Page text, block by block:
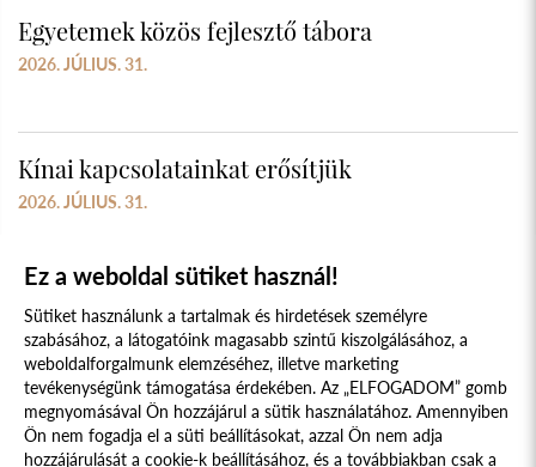
Egyetemek közös fejlesztő tábora
2026. JÚLIUS. 31.
Kínai kapcsolatainkat erősítjük
2026. JÚLIUS. 31.
Süti szabályzat Adatvédelmi nyilatkozat
Ez a weboldal sütiket használ!
Sütiket használunk a tartalmak és hirdetések személyre
szabásához, a látogatóink magasabb szintű kiszolgálásához, a
weboldalforgalmunk elemzéséhez, illetve marketing
tevékenységünk támogatása érdekében. Az „ELFOGADOM” gomb
megnyomásával Ön hozzájárul a sütik használatához. Amennyiben
Ön nem fogadja el a süti beállításokat, azzal Ön nem adja
hozzájárulását a cookie-k beállításához, és a továbbiakban csak a